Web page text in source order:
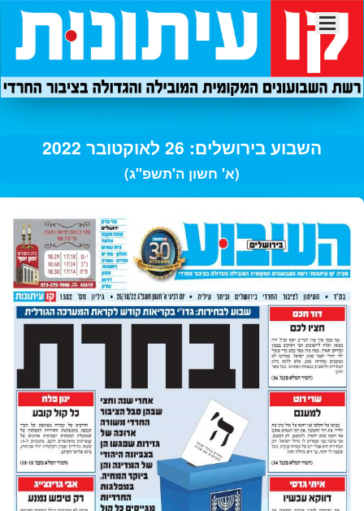
השבוע בירושלים: 26 לאוקטובר 2022
(א' חשון ה'תשפ"ג)